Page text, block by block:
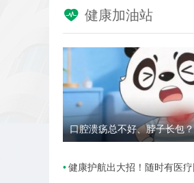
 健康加油站
健康护航出大招！随时有医疗团队